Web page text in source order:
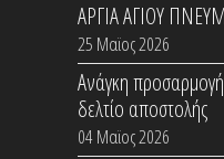
ΑΡΓΙΑ ΑΓΙΟΥ
25 Μαϊος 2026
Ανάγκη
δελτίο αποστολής
04 Μαϊος 2026